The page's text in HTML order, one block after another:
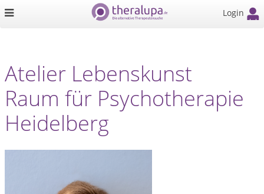
Login
Atelier Lebenskunst
Raum für Psychotherapie
Heidelberg